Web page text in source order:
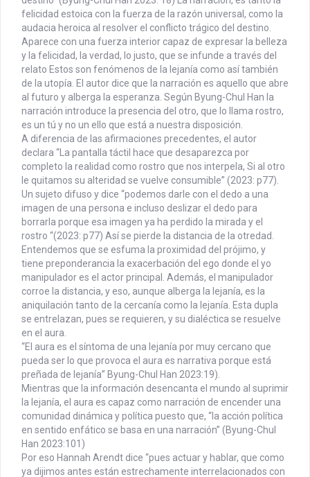
felicidad estoica con la fuerza de la razón universal, como la
audacia heroica al resolver el conflicto trágico del destino.
Aparece con una fuerza interior capaz de expresar la belleza
y la felicidad, la verdad, lo justo, que se infunde a través del
relato Estos son fenómenos de la lejanía como así también
de la utopía. El autor dice que la narración es aquello que abre
al futuro y alberga la esperanza. Según Byung-Chul Han la
narración introduce la presencia del otro, que lo llama rostro,
es un tú y no un ello que está a nuestra disposición.
A diferencia de las afirmaciones precedentes, el autor
declara “La pantalla táctil hace que desaparezca por
completo la realidad como rostro que nos interpela, Si al otro
le quitamos su alteridad se vuelve consumible” (2023: p77).
Un sujeto difuso y dice “podemos darle con el dedo a una
imagen de una persona e incluso deslizar el dedo para
borrarla porque esa imagen ya ha perdido la mirada y el
rostro “(2023: p77) Así se pierde la distancia de la otredad.
Entendemos que se esfuma la proximidad del prójimo, y
tiene preponderancia la exacerbación del ego donde el yo
manipulador es el actor principal. Además, el manipulador
corroe la distancia, y eso, aunque alberga la lejanía, es la
aniquilación tanto de la cercanía como la lejanía. Esta dupla
se entrelazan, pues se requieren, y su dialéctica se resuelve
en el aura.
“El aura es el síntoma de una lejanía por muy cercano que
pueda ser lo que provoca el aura es narrativa porque está
preñada de lejanía” Byung-Chul Han 2023:19).
Mientras que la información desencanta el mundo al suprimir
la lejanía, el aura es capaz como narración de encender una
comunidad dinámica y política puesto que, “la acción política
en sentido enfático se basa en una narración” (Byung-Chul
Han 2023:101)
Por eso Hannah Arendt dice “pues actuar y hablar, que como
ya dijimos antes están estrechamente interrelacionados con